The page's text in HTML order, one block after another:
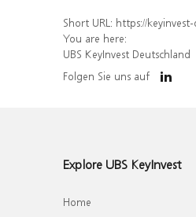
Short URL: https://keyinvest-de.ubs.com/
You are here:
UBS KeyInvest Deutschland
Folgen Sie uns auf
Explore UBS KeyInvest
Home